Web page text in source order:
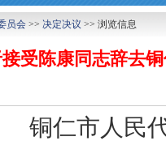
员会 >> 决定决议 >> 浏览信息
受陈康同志辞去
铜仁市人民